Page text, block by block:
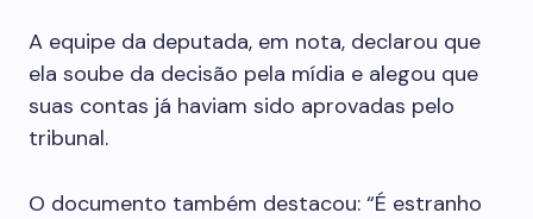
A equipe da deputada, em nota, declarou que
ela soube da decisão pela mídia e alegou que
suas contas já haviam sido aprovadas pelo
tribunal.
O documento também destacou: “É estranho